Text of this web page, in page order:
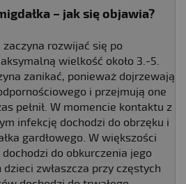
– jak się objawia?
zaczyna rozwijać się po
wielkość około 3.-5.
zanikać, ponieważ dojrzewają
i przejmują one
pełnił. W momencie kontaktu z
infekcję dochodzi do obrzęku i
gardłowego. W większości
do obkurczenia jego
zwłaszcza przy częstych